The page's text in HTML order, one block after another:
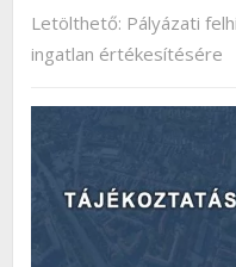
Letölthető: Pályázati
ingatlan értékesítésére